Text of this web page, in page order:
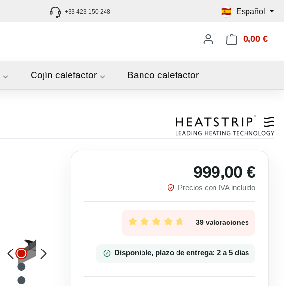
+33 423 150 248 🇪🇸 Español
0,00 €El
Cojín calefactor Banco calefactor
Precio
999,00 €
Precios con IVA incluido
Calificación promedio de 4.77 de 5
39 valoraciones
Disponible, plazo de entrega: 2 a 5 días